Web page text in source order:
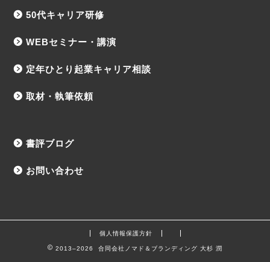
50代キャリア研修
WEBセミナー・講演
定年ひとり起業キャリア相談
取材・執筆依頼
書評ブログ
お問い合わせ
個人情報保護方針
2013–2026 合同会社ノマド＆ブランディング 大杉 潤